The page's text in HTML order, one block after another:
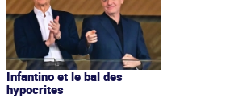
Infantino et le bal des
hypocrites